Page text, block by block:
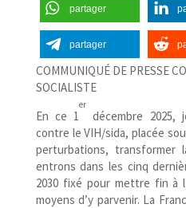
partager
partager
COMMUNIQUÉ DE PRESSE
SOCIALISTE
En ce 1
er
décembre 2025,
contre le VIH/​sida, placée
perturbations, transformer
entrons dans les cinq
2030 fixé pour mettre fin à
moyens d’y parvenir. La